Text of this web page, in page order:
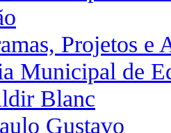
Projetos e
Municipal de
Blanc
Gustavo